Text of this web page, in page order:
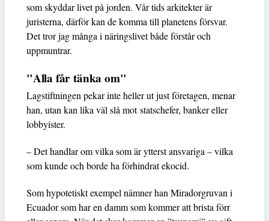
som skyddar livet på jorden. Vår tids arkitekter är
juristerna, därför kan de komma till planetens försvar.
Det tror jag många i näringslivet både förstår och
uppmuntrar.
"Alla får tänka om"
Lagstiftningen pekar inte heller ut just företagen, menar
han, utan kan lika väl slå mot statschefer, banker eller
lobbyister.
– Det handlar om vilka som är ytterst ansvariga – vilka
som kunde och borde ha förhindrat ekocid.
Som hypotetiskt exempel nämner han Miradorgruvan i
Ecuador som har en damm som kommer att brista förr